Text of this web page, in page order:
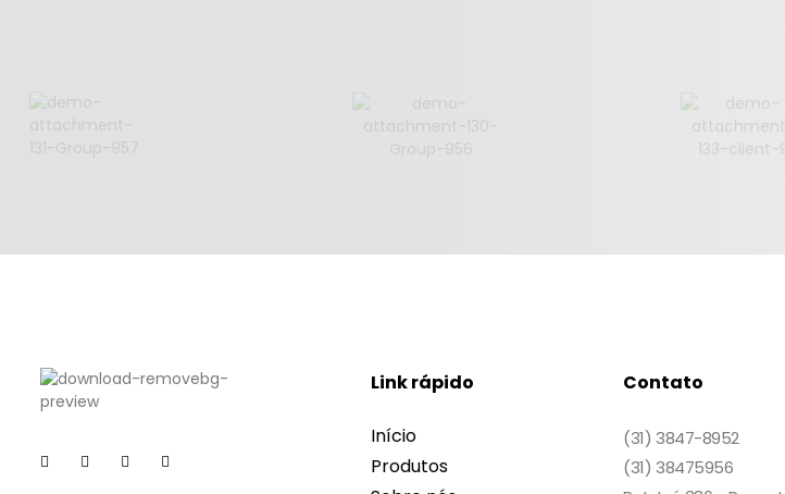
Link rápido
Início
Produtos
Contato
(31) 3847-8952
(31) 38475956